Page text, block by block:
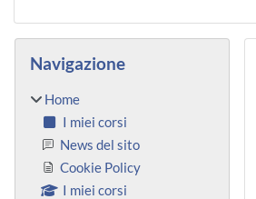
Blocchi
Navigazione
Home
I miei corsi
News del sito
Cookie Policy
I miei corsi